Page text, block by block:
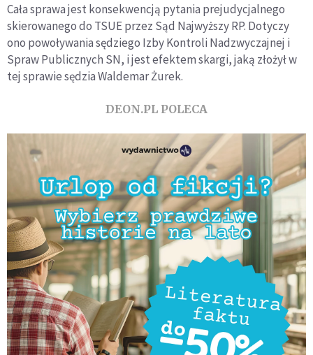
Cała sprawa jest konsekwencją pytania prejudycjalnego
skierowanego do TSUE przez Sąd Najwyższy RP. Dotyczy
ono powoływania sędziego Izby Kontroli Nadzwyczajnej i
Spraw Publicznych SN, i jest efektem skargi, jaką złożył w
tej sprawie sędzia Waldemar Żurek.
DEON.PL POLECA